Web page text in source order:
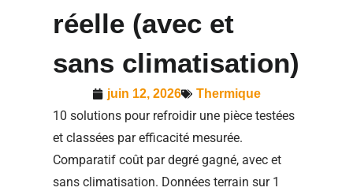
réelle (avec et
sans climatisation)
juin 12, 2026 Thermique
10 solutions pour refroidir une pièce testées
et classées par efficacité mesurée.
Comparatif coût par degré gagné, avec et
sans climatisation. Données terrain sur 1